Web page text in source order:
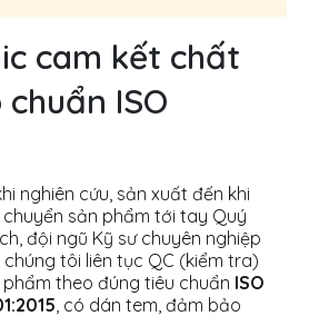
cam kết chất
ISO
nghiên cứu, sản xuất đến khi
sản phẩm tới tay Quý
đội ngũ Kỹ sư chuyên nghiệp
chúng tôi liên tục QC (kiểm tra)
phẩm theo đúng tiêu chuẩn ISO
, có dán tem, đảm bảo